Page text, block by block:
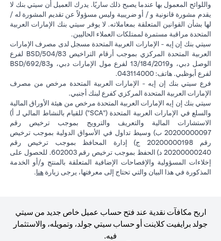
واللوائح المعمول بها عندما يصبح ذلك ساريًا. يدرك العميل أن سيتي بنك لا
يقدم مشورة قانونية و / أو ضريبية وليس مسؤولاً عن تقديم المشورة له /
لها بشأن القوانين المتعلقة بمعاملاته. لا يوفر سيتي بنك الإمارات العربية
المتحدة مراقبة مستمرة لممتلكات العملاء الحاليين.
سيتي بنك إن إيه - الإمارات العربية المتحدة مسجل لدى مصرف الإمارات
العربية المتحدة المركزي بموجب أرقام التراخيص BSD/504/83 لفرع
الوصل دبي، و13/184/2019 لفرع مول الإمارات دبي، وBSD/692/83
لفرع أبوظبي. هاتف: 043114000.
فرع سيتي بنك إن إيه - الإمارات العربية المتحدة مرخص من مصرف
الإمارات العربية المتحدة المركزي كفرع لبنك أجنبي.
سيتي بنك إن إيه الإمارات العربية المتحدة مرخص من هيئة الأوراق المالية
والسلع في الإمارات العربية المتحدة ("SCA") للقيام بالنشاط المالي لـ أ)
الاستشارات المالية والتعريف والترويج بموجب ترخيص رقم
20200000097 ب) وسيط تداول في الأسواق الدولية بموجب ترخيص
رقم 20200000198 ج) إدارة المحافظ بموجب ترخيص رقم
20200000240 د) الحفظ بموجب ترخيص رقم 602003. للحصول على
إخلاءات المسؤولية والإفصاحات الإضافية المتعلقة بالمنتج و/أو الخدمة
المذكورة في هذا البيان والتي تحتاج إلى معرفتها، يرجى زيارة هنا.
اربح مكافآت نقدية عند فتح حساب عميل خاص جديد من سيتي
جولد برايفيت كلاينت أو حساب سيتي جولد، وتمويله، والاستثمار
فيه.